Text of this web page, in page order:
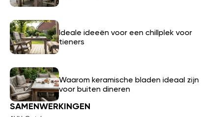
Ideale ideeën voor een chillplek voor
tieners
Waarom keramische bladen ideaal zijn
voor buiten dineren
SAMENWERKINGEN